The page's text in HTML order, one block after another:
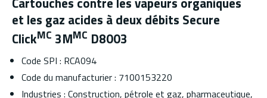
et les gaz acides à deux débits Secure
ClickMC 3MMC D8003
Code SPI : RCA094
Code du manufacturier : 7100153220
Industries : Construction, pétrole et gaz, pharmaceutique,